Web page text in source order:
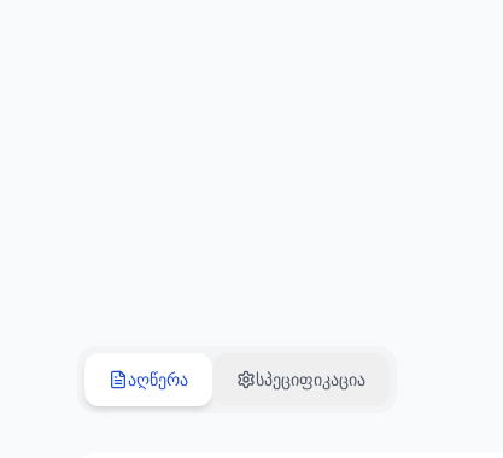
აღწერა სპეციფიკაცია